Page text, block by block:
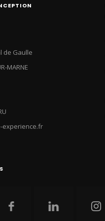
de Gaulle
MARNE
experience.fr